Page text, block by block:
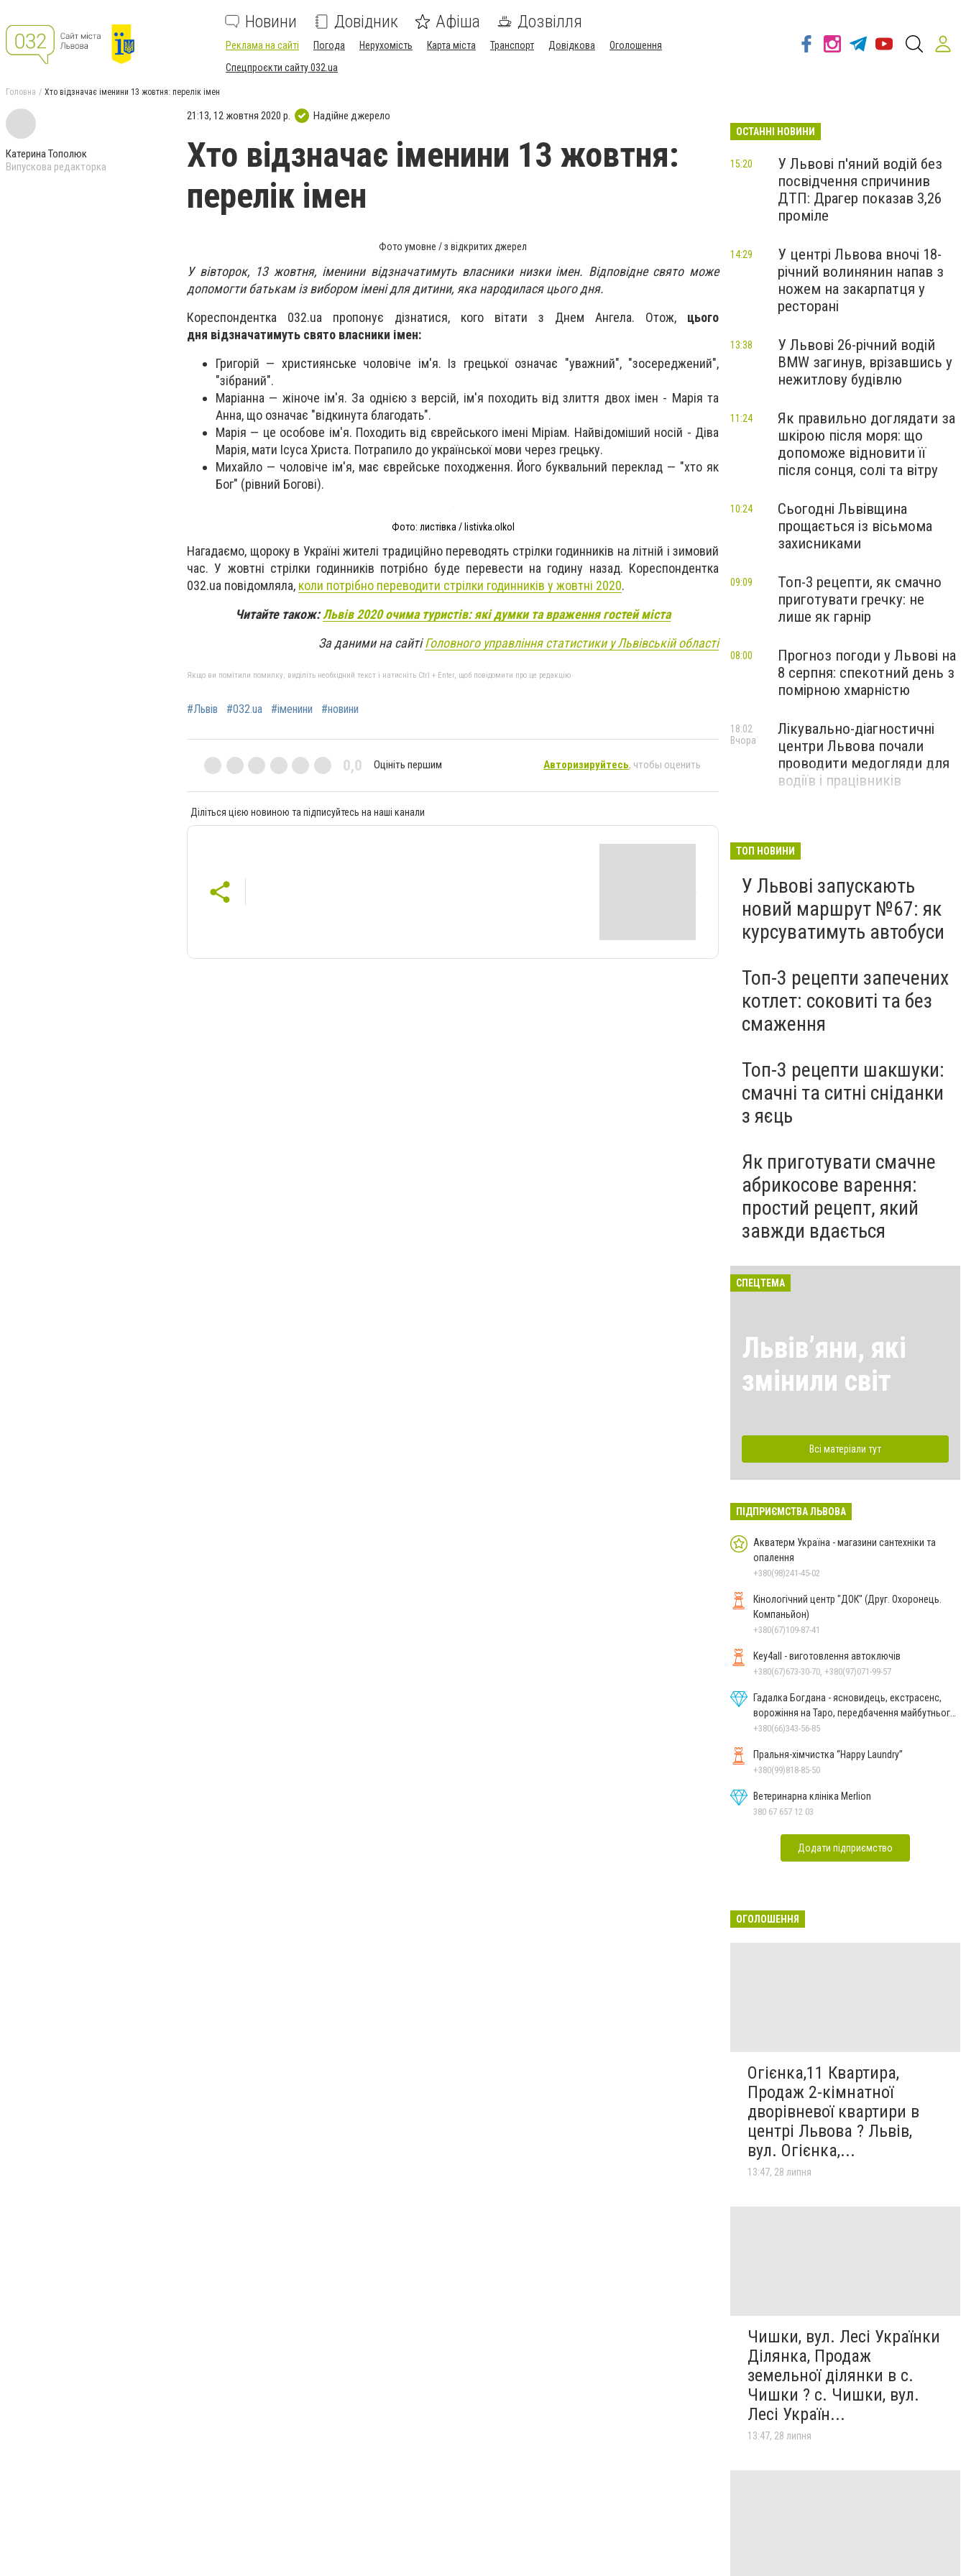
Новини Довідник Афіша Дозвілля
Реклама на сайті Погода Нерухомість Карта міста Транспорт Довідкова
Оголошення
Спецпроєкти сайту 032.ua
Головна Хто відзначає іменини 13 жовтня: перелік імен
Катерина Тополюк
Випускова редакторка
21:13, 12 жовтня 2020 р. Надійне джерело
Хто відзначає іменини 13 жовтня:
перелік імен
Фото умовне / з відкритих джерел
У вівторок, 13 жовтня, іменини відзначатимуть власники низки імен. Відповідне свято може
допомогти батькам із вибором імені для дитини, яка народилася цього дня.
Кореспондентка 032.ua пропонує дізнатися, кого вітати з Днем Ангела. Отож, цього
дня відзначатимуть свято власники імен:
Григорій — християнське чоловіче ім'я. Із грецької означає "уважний", "зосереджений",
"зібраний".
Маріанна — жіноче ім'я. За однією з версій, ім'я походить від злиття двох імен - Марія та
Анна, що означає "відкинута благодать".
Марія — це особове ім'я. Походить від єврейського імені Міріам. Найвідоміший носій - Діва
Марія, мати Ісуса Христа. Потрапило до української мови через грецьку.
Михайло — чоловіче ім'я, має єврейське походження. Його буквальний переклад — "хто як
Бог" (рівний Богові).
Фото: листівка / listivka.olkol
Нагадаємо, щороку в Україні жителі традиційно переводять стрілки годинників на літній і зимовий
час. У жовтні стрілки годинників потрібно буде перевести на годину назад. Кореспондентка
032.ua повідомляла, коли потрібно переводити стрілки годинників у жовтні 2020.
Читайте також:Львів 2020 очима туристів: які думки та враження гостей міста
За даними на сайтіГоловного управління статистики у Львівській області
Якщо ви помітили помилку, виділіть необхідний текст і натисніть Ctrl + Enter, щоб повідомити про це редакцію
#Львів #032.ua #іменини #новини
0,0 Оцініть першим Авторизируйтесь, чтобы оценить
Діліться цією новиною та підписуйтесь на наші канали
ОСТАННІ НОВИНИ
У Львові п'яний водій без
посвідчення спричинив
ДТП: Драгер показав 3,26
проміле
15:20
У центрі Львова вночі 18-
річний волинянин напав з
ножем на закарпатця у
ресторані
14:29
У Львові 26-річний водій
BMW загинув, врізавшись у
нежитлову будівлю
13:38
Як правильно доглядати за
шкірою після моря: що
допоможе відновити її
після сонця, солі та вітру
11:24
Сьогодні Львівщина
прощається із вісьмома
захисниками
10:24
Топ-3 рецепти, як смачно
приготувати гречку: не
лише як гарнір
09:09
Прогноз погоди у Львові на
8 серпня: спекотний день з
помірною хмарністю
08:00
Лікувально-діагностичні
центри Львова почали
проводити медогляди для
водіїв і працівників
18:02
Вчора
ТОП НОВИНИ
У Львові запускають
новий маршрут №67: як
курсуватимуть автобуси
Топ-3 рецепти запечених
котлет: соковиті та без
смаження
Топ-3 рецепти шакшуки:
смачні та ситні сніданки
з яєць
Як приготувати смачне
абрикосове варення:
простий рецепт, який
завжди вдається
СПЕЦТЕМА
Львівʼяни, які
змінили світ
Всі матеріали тут
ПІДПРИЄМСТВА ЛЬВОВА
Акватерм Україна - магазини сантехніки та
опалення
+380(98)241-45-02
Кінологічний центр "ДОК" (Друг. Охоронець.
Компаньйон)
+380(67)109-87-41
Key4all - виготовлення автоключів
+380(67)673-30-70, +380(97)071-99-57
Гадалка Богдана - ясновидець, екстрасенс,
ворожіння на Таро, передбачення майбутнього,
зняття порчі
+380(66)343-56-85
Пральня-хімчистка “Happy Laundry”
+380(99)818-85-50
Ветеринарна клініка Merlion
380 67 657 12 03
Додати підприємство
ОГОЛОШЕННЯ
Огієнка,11 Квартира,
Продаж 2-кімнатної
дворівневої квартири в
центрі Львова ? Львів,
вул. Огієнка,...
13:47, 28 липня
Чишки, вул. Лесі Українки
Ділянка, Продаж
земельної ділянки в с.
Чишки ? с. Чишки, вул.
Лесі Україн...
13:47, 28 липня